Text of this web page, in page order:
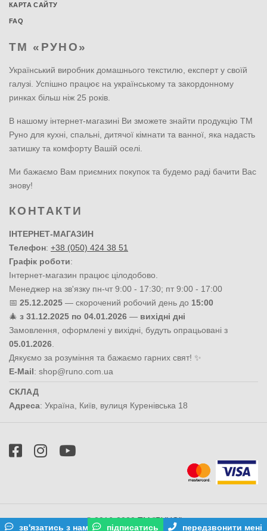
КАРТА САЙТУ
FAQ
ТМ «РУНО»
Український виробник домашнього текстилю, експерт у своїй
галузі. Успішно працює на українському та закордонному
ринках більш ніж 25 років.
В нашому інтернет-магазині Ви зможете знайти продукцію ТМ
Руно для кухні, спальні, дитячої кімнати та ванної, яка надасть
затишку та комфорту Вашій оселі.
Ми бажаємо Вам приємних покупок та будемо раді бачити Вас
знову!
КОНТАКТИ
ІНТЕРНЕТ-МАГАЗИН
Телефон: +38 (050) 424 38 51
Графік роботи:
Інтернет-магазин працює цілодобово.
Менеджер на зв'язку пн-чт 9:00 - 17:30; пт 9:00 - 17:00
📅 25.12.2025 — скорочений робочий день до 15:00
🎄 з 31.12.2025 по 04.01.2026 — вихідні дні
Замовлення, оформлені у вихідні, будуть опрацьовані з
05.01.2026.
Дякуємо за розуміння та бажаємо гарних свят! ✨
E-Mail: shop@runo.com.ua
СКЛАД
Адреса: Україна Київ вулиця Куренівська 18
© 2016-2020ТМ "РУНО"
зв'язатись з нами підписатись передзвонити мені